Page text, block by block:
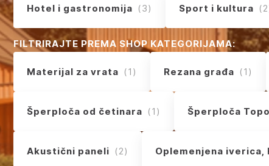
Hotel i gastronomija (3) Sport i kultura
FILTRIRAJTE PREMA SHOP KATEGORIJAMA:
Materijal za vrata (1) Rezana građa (1)
Šperploča od četinara (1) Šperploča
Akustični paneli (2) Oplemenjena iverica,